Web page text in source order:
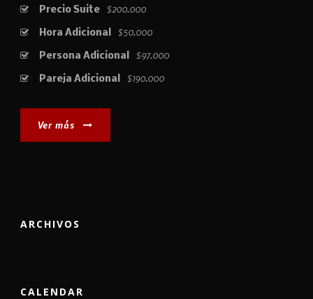
Precio Suite $200.000
Hora Adicional $50.000
Persona Adicional $97.000
Pareja Adicional $190.000
Ver más
ARCHIVOS
CALENDAR